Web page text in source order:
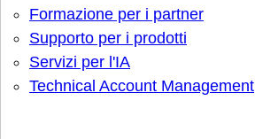
Formazione per i partner
Supporto per i prodotti
Servizi per l'IA
Technical Account Management